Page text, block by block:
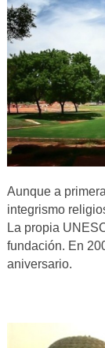
Aunque a
integrismo
La propia
fundación. En
aniversario.